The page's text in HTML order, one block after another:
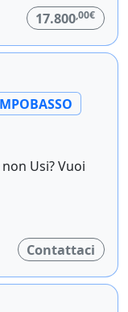
17.800,00€
Usi? Vuoi
Contattaci